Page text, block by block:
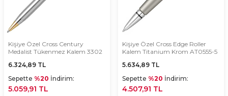
Kişiye Özel Cross Century
Medalist Tükenmez Kalem 3302
6.324,89 TL
Sepette %20 İndirim:
5.059,91 TL
Kişiye Özel Cross Edge Roller
Kalem Titanium Krom AT0555-5
5.634,89 TL
Sepette %20 İndirim:
4.507,91 TL